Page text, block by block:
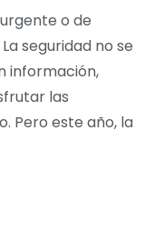
o de
seguridad no se
información,
las
Pero este año, la